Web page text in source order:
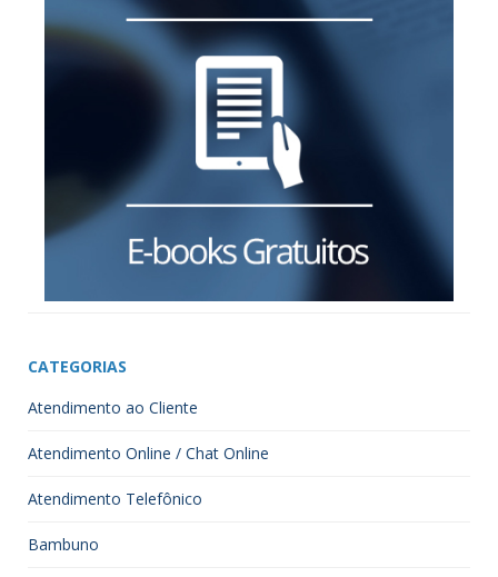
CATEGORIAS
Atendimento ao Cliente
Atendimento Online / Chat Online
Atendimento Telefônico
Bambuno